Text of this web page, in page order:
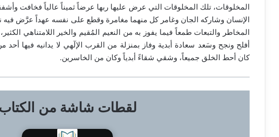
المخلوقات، تلك المخلوقات التي عرض عليها ربها عرضاً ثميناً عالياً فخافت
الإنسان وشاركه الجان وغامر كل منهما مغامرة وقطع على نفسه عهداً عرَّض
المخاطر والتبعات طمعاً فيما يفوز به من النعيم المُقيم والخير اللامتناهي
أفلح ونجح وسَعد سعادة أبدية وفاز بمنزلة من القرب الإلٓهي لا يدانيه فيها
كان أحط الخلق جميعاً، وشقي شقاءً أبدياً وكان من الخاسرين.
لقطات شاشة من